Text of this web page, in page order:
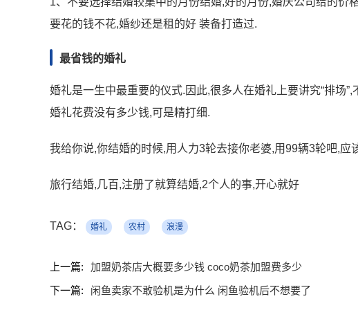
要花的钱不花,婚纱还是租的好 装备打造过.
最省钱的婚礼
婚礼是一生中最重要的仪式.因此,很多人在婚礼上要讲究“排场
婚礼花费没有多少钱,可是精打细.
我给你说,你结婚的时候,用人力3轮去接你老婆,用99辆3轮吧,应
旅行结婚,几百,注册了就算结婚,2个人的事,开心就好
TAG： 婚礼 农村 浪漫
上一篇:
加盟奶茶店大概要多少钱 coco奶茶加盟费多少
下一篇:
闲鱼卖家不敢验机是为什么 闲鱼验机后不想要了